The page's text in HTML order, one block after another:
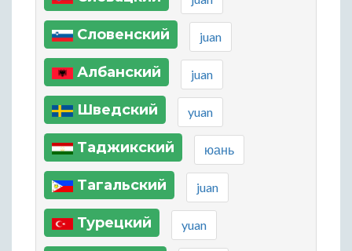
Словенский juan
Албанский juan
Шведский yuan
Таджикский юань
Тагальский juan
Турецкий yuan